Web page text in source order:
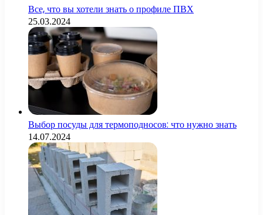
Все, что вы хотели знать о профиле ПВХ
25.03.2024
Выбор посуды для термоподносов: что нужно знать
14.07.2024